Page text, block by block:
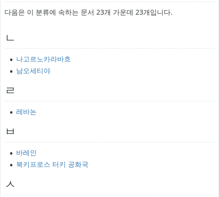
다음은 이 분류에 속하는 문서 23개 가운데 23개입니다.
ㄴ
나고르노카라바흐
남오세티야
ㄹ
레바논
ㅂ
바레인
북키프로스 터키 공화국
ㅅ